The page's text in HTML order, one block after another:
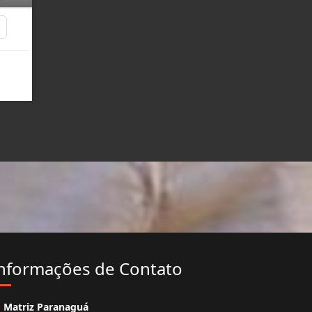
de Contato
Matriz Paranaguá